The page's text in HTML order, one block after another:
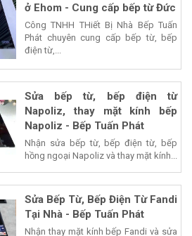
ở Ehom - Cung cấp bếp từ Đức
Công TNHH THiết Bị Nhà Bếp Tuấn
Phát chuyên cung cấp bếp từ, bếp
điện từ,...
Sửa bếp từ, bếp điện từ
Napoliz, thay mặt kính bếp
Napoliz - Bếp Tuấn Phát
Nhận sửa bếp từ, bếp điện từ, bếp
hồng ngoại Napoliz và thay mặt kính...
Sửa Bếp Từ, Bếp Điện Từ Fandi
Tại Nhà - Bếp Tuấn Phát
Nhận thay mặt kính bếp Fandi và sửa